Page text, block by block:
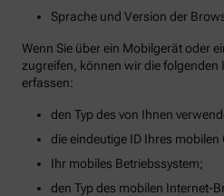
Sprache und Version der
Wenn Sie über ein Mobilgerät oder
zugreifen, können wir die
erfassen:
den Typ des von Ihnen
die eindeutige ID Ihres mobilen
Ihr mobiles Betriebssystem;
den Typ des mobilen Internet-